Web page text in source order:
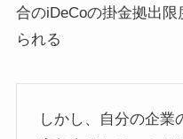
合のiDeCoの掛金拠出
られる
しかし、自分の企業